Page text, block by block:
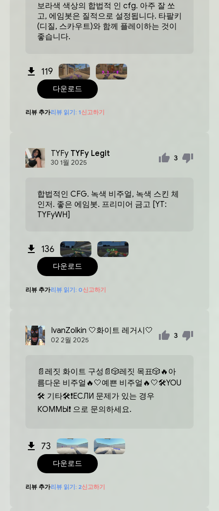
보라색 색상의 합법적 인 cfg. 아주 잘 쏘
고, 에임봇은 질적으로 설정됩니다. 타팔키
(디질, 스카우트)와 함께 플레이하는 것이
좋습니다.
119
다운로드
리뷰 추가리뷰 읽기: 1신고하기
TYFy TYFy Legit
30 1월 2025
3
합법적인 CFG. 녹색 비주얼, 녹색 스킨 체
인저. 좋은 에임봇. 프리미어 금고 [YT:
TYFyWH]
136
다운로드
리뷰 추가리뷰 읽기: 0신고하기
IvanZolkin 🤍화이트 레거시🤍
02 2월 2025
3
📄레짓 화이트 구성📄🎲레짓 목표🎲🔥아
름다운 비주얼🔥🤍예쁜 비주얼🔥🤍🛠YOU
🛠 기타🛠❗️ЕСЛИ 문제가 있는 경우
КОММЫ❗️ 으로 문의하세요.
73
다운로드
리뷰 추가리뷰 읽기: 2신고하기